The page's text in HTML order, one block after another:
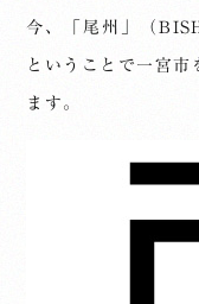
今、「尾州」（
ということで一宮
ます。